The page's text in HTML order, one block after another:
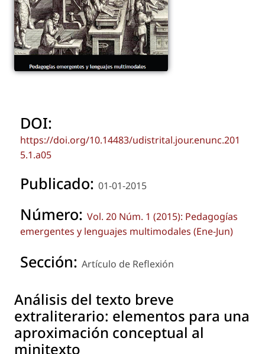
DOI:
https://doi.org/10.14483/udistrital.jour.enunc.201
5.1.a05
Publicado: 01-01-2015
Número: Vol. 20 Núm. 1 (2015): Pedagogías
emergentes y lenguajes multimodales (Ene-Jun)
Sección: Artículo de Reflexión
Análisis del texto breve
extraliterario: elementos para una
aproximación conceptual al
minitexto